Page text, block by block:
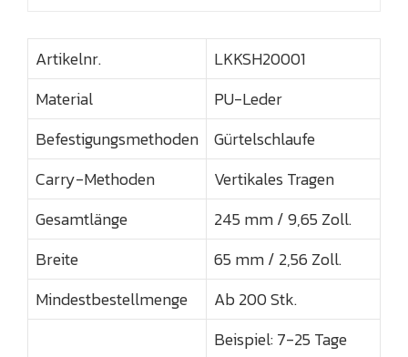
Artikelnr.
LKKSH20001
Material
PU-Leder
Befestigungsmethoden
Gürtelschlaufe
Carry-Methoden
Vertikales Tragen
Gesamtlänge
245 mm / 9,65 Zoll.
Breite
65 mm / 2,56 Zoll.
Mindestbestellmenge
Ab 200 Stk.
Beispiel: 7-25 Tage